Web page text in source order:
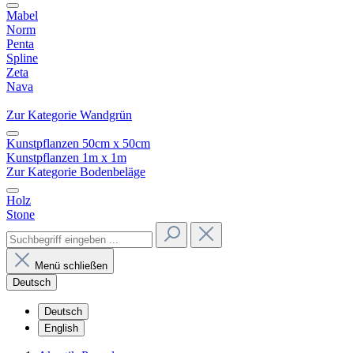
Mabel
Norm
Penta
Spline
Zeta
Nava
Zur Kategorie Wandgrün
Kunstpflanzen 50cm x 50cm
Kunstpflanzen 1m x 1m
Zur Kategorie Bodenbeläge
Holz
Stone
Menü schließen
Deutsch
Deutsch
English